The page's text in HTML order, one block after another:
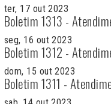
ter, 17 out 2023
Boletim 1313 -
seg, 16 out 2023
Boletim 1312 -
dom, 15 out 2023
Boletim 1311 -